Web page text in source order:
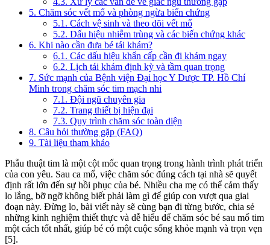
5. Chăm sóc vết mổ và phòng ngừa biến chứng
5.1. Cách vệ sinh và theo dõi vết mổ
5.2. Dấu hiệu nhiễm trùng và các biến chứng khác
6. Khi nào cần đưa bé tái khám?
6.1. Các dấu hiệu khẩn cấp cần đi khám ngay
6.2. Lịch tái khám định kỳ và tầm quan trọng
7. Sức mạnh của Bệnh viện Đại học Y Dược TP. Hồ Chí
Minh trong chăm sóc tim mạch nhi
7.1. Đội ngũ chuyên gia
7.2. Trang thiết bị hiện đại
7.3. Quy trình chăm sóc toàn diện
8. Câu hỏi thường gặp (FAQ)
9. Tài liệu tham khảo
Phẫu thuật tim là một cột mốc quan trọng trong hành trình phát triển
của con yêu. Sau ca mổ, việc chăm sóc đúng cách tại nhà sẽ quyết
định rất lớn đến sự hồi phục của bé. Nhiều cha mẹ có thể cảm thấy
lo lắng, bỡ ngỡ không biết phải làm gì để giúp con vượt qua giai
đoạn này. Đừng lo, bài viết này sẽ cùng bạn đi từng bước, chia sẻ
những kinh nghiệm thiết thực và dễ hiểu để chăm sóc bé sau mổ tim
một cách tốt nhất, giúp bé có một cuộc sống khỏe mạnh và trọn vẹn
[5].